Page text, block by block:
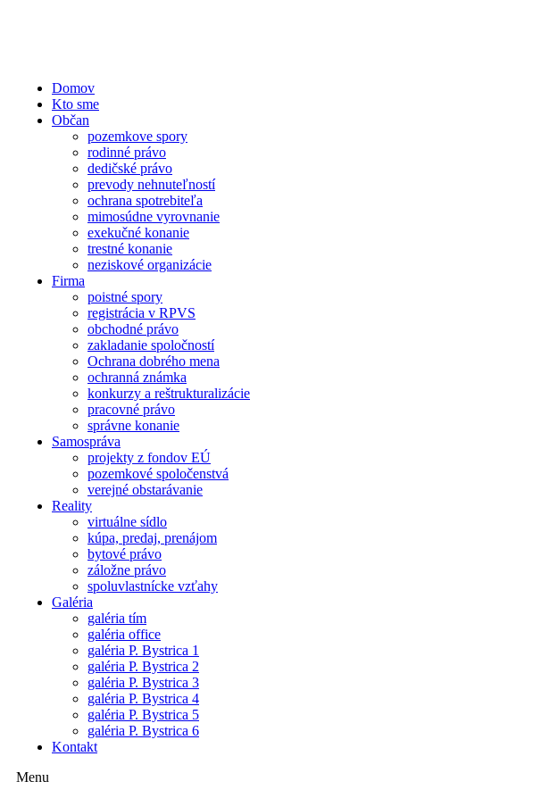
Domov
Kto sme
Občan
pozemkove spory
rodinné právo
dedičské právo
prevody nehnuteľností
ochrana spotrebiteľa
mimosúdne vyrovnanie
exekučné konanie
trestné konanie
neziskové organizácie
Firma
poistné spory
registrácia v RPVS
obchodné právo
zakladanie spoločností
Ochrana dobrého mena
ochranná známka
konkurzy a reštrukturalizácie
pracovné právo
správne konanie
Samospráva
projekty z fondov EÚ
pozemkové spoločenstvá
verejné obstarávanie
Reality
virtuálne sídlo
kúpa, predaj, prenájom
bytové právo
záložne právo
spoluvlastnícke vzťahy
Galéria
galéria tím
galéria office
galéria P. Bystrica 1
galéria P. Bystrica 2
galéria P. Bystrica 3
galéria P. Bystrica 4
galéria P. Bystrica 5
galéria P. Bystrica 6
Kontakt
Menu